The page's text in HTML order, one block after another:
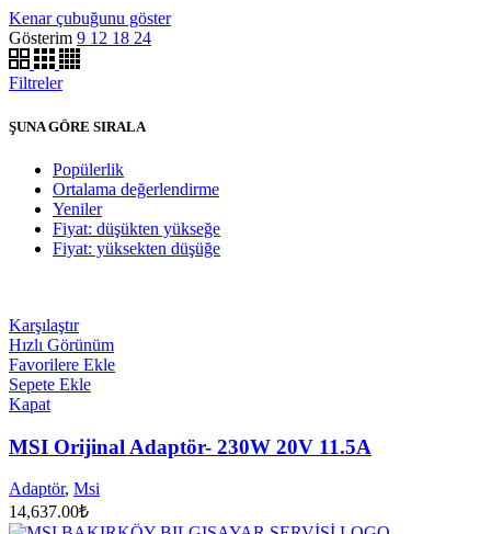
Kenar çubuğunu göster
Gösterim 9 12 18 24
Filtreler
ŞUNA GÖRE SIRALA
Popülerlik
Ortalama değerlendirme
Yeniler
Fiyat: düşükten yükseğe
Fiyat: yüksekten düşüğe
Karşılaştır
Hızlı Görünüm
Favorilere Ekle
Sepete Ekle
Kapat
MSI Orijinal Adaptör- 230W 20V 11.5A
Adaptör, Msi
14,637.00₺